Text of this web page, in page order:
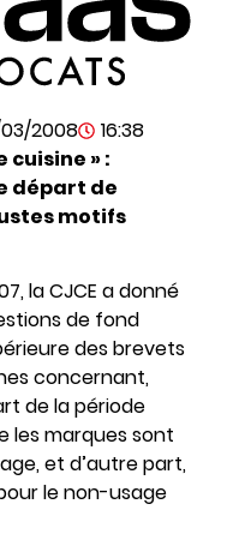
2008
16:38
cuisine » :
départ de
motifs
la CJCE a donné
de fond
des brevets
concernant,
de la période
les marques sont
et d’autre part,
le non-usage